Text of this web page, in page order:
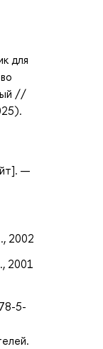
для
//
—
2002
2001
5-